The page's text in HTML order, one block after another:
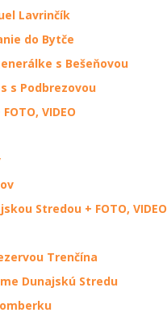
Lavrinčík
do Bytče
s Bešeňovou
s Podbrezovou
VIDEO
Stredou + FOTO, VIDEO
Trenčína
Dunajskú Stredu